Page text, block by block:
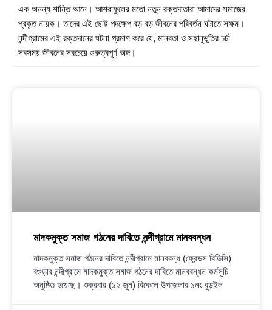
এক অনন্য শান্তি আনে। আশরাফুলের মতো নতুন রক্তদাতারা আমাদের সমাজের
প্রকৃত নায়ক। তাদের এই ছোট্ট পদক্ষেপ বড় বড় জীবনের পরিবর্তন ঘটাতে সক্ষম।
নন্দীগ্রামের এই রক্তদানের ঘটনা প্রমাণ করে যে, মানবতা ও সহানুভূতির চর্চা
সবসময় জীবনের সবচেয়ে গুরুত্বপূর্ণ অঙ্গ।
মাদকমুক্ত সমাজ গঠনের দাবিতে নন্দীগ্রামে মানববন্ধন
মাদকমুক্ত সমাজ গঠনের দাবিতে নন্দীগ্রামে মানববন্ধ (ফ্রেন্ডস বিডিসি)
বগুড়ার নন্দীগ্রামে মাদকমুক্ত সমাজ গঠনের দাবিতে মানববন্ধন কর্মসূচি
অনুষ্ঠিত হয়েছে। শুক্রবার (১২ জুন) বিকেলে উপজেলার ১নং বুড়ইল